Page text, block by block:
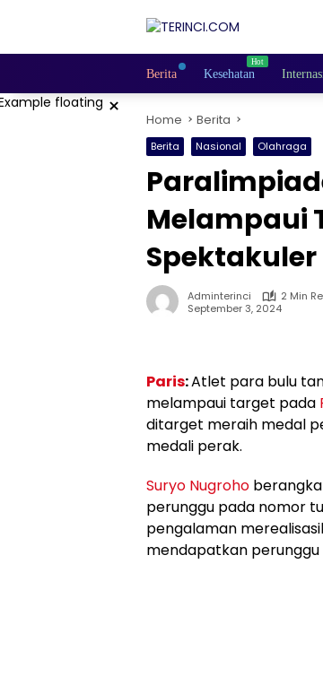
Berita Kesehatan
× Home Berita
Berita Nasional Olahraga
Melampaui
Spektakuler
Adminterinci
2 Min
September 3, 2024
Paris:Atlet para bulu
melampaui target pada
ditarget meraih medal
medali perak.
Suryo Nugroho
perunggu pada nomor
pengalaman
mendapatkan perunggu